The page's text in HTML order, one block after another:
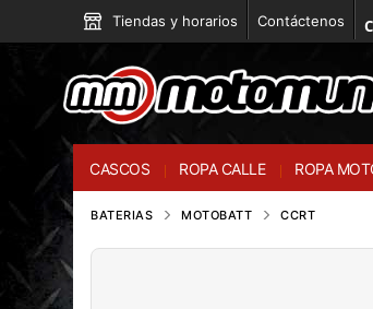
Tiendas y horarios Contáctenos
CASCOS ROPA CALLE ROPA
BATERIAS MOTOBATT CCRT